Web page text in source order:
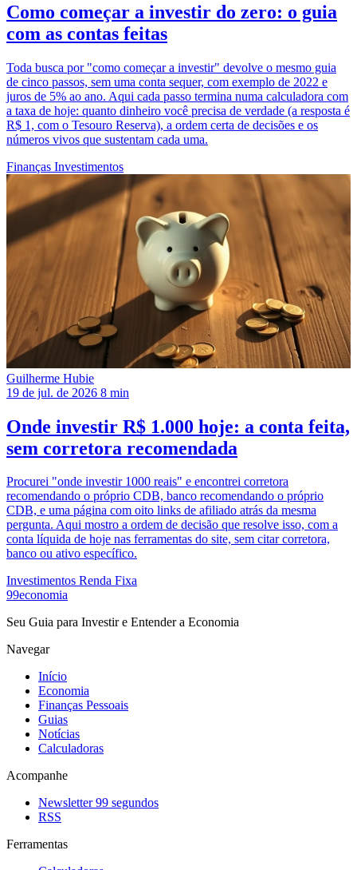
Como começar a investir do zero: o guia
com as contas feitas
Toda busca por "como começar a investir" devolve o mesmo guia
de cinco passos, sem uma conta sequer, com exemplo de 2022 e
juros de 5% ao ano. Aqui cada passo termina numa calculadora com
a taxa de hoje: quanto dinheiro você precisa de verdade (a resposta é
R$ 1, com o Tesouro Reserva), a ordem certa de decisões e os
números vivos que sustentam cada uma.
Finanças Investimentos
Guilherme Hubie
19 de jul. de 2026 8 min
Onde investir R$ 1.000 hoje: a conta feita,
sem corretora recomendada
Procurei "onde investir 1000 reais" e encontrei corretora
recomendando o próprio CDB, banco recomendando o próprio
CDB, e uma página com oito links de afiliado atrás da mesma
pergunta. Aqui mostro a ordem de decisão que resolve isso, com a
conta líquida de hoje nas ferramentas do site, sem citar corretora,
banco ou ativo específico.
Investimentos Renda Fixa
99economia
Seu Guia para Investir e Entender a Economia
Navegar
Início
Economia
Finanças Pessoais
Guias
Notícias
Calculadoras
Acompanhe
Newsletter 99 segundos
RSS
Ferramentas